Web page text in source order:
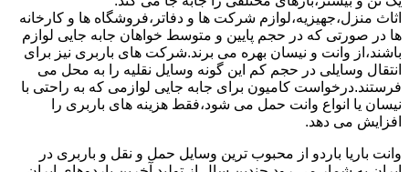
اثاث منزل،جهیزیه،لوازم شرکت ها و دفاتر،فروشگاه ها و کارخانه
ها در صورتی که در حجم پایین و متوسط خواهان جابه جایی لوازم
باشند،از وانت و نیسان بهره می برند.شرکت های باربری نیز برای
انتقال وسایلی در حجم کم این گونه وسایل نقلیه را به محل می
فرستند.درخواست کامیون برای جابه جایی لوازمی که به راحتی با
نیسان یا انواع وانت حمل می شود،فقط هزینه های باربری را
افزایش می دهد.
وانت باریا باردو از محبوب ترین وسایل حمل و نقل و باربری در